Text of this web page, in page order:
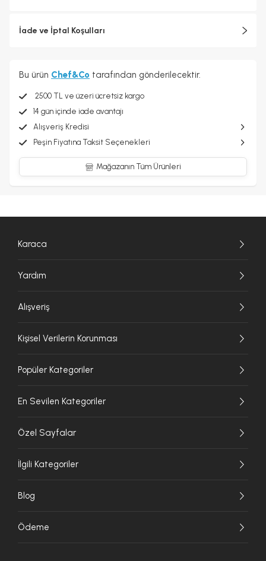
İade ve İptal Koşulları
Bu ürün Chef&Co tarafından gönderilecektir.
2500 TL ve üzeri ücretsiz kargo
14 gün içinde iade avantajı
Alışveriş Kredisi
Peşin Fiyatına Taksit Seçenekleri
Mağazanın Tüm Ürünleri
Karaca
Yardım
Alışveriş
Kişisel Verilerin Korunması
Popüler Kategoriler
En Sevilen Kategoriler
Özel Sayfalar
İlgili Kategoriler
Blog
Ödeme